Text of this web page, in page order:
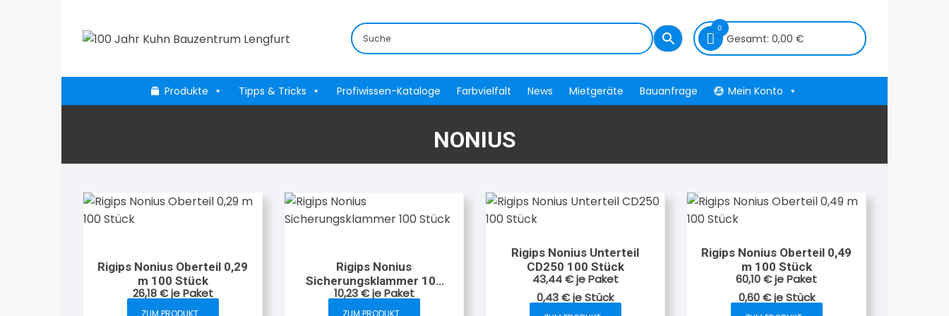
springen
0
Gesamt: 0,00 €
Produkte Tipps & Tricks Profiwissen-Kataloge Farbvielfalt News Mietgeräte Bauanfrage Mein Konto
NONIUS
Rigips Nonius Oberteil 0,29
m 100 Stück
26,18€ je Paket
ZUM PRODUKT...
Rigips Nonius
Sicherungsklammer 100
Stück
10,23€ je Paket
ZUM PRODUKT...
Rigips Nonius Unterteil
CD250 100 Stück
43,44€ je Paket
0,43€jeStück
Rigips Nonius Oberteil 0,49
m 100 Stück
60,10€je Paket
0,60€jeStück